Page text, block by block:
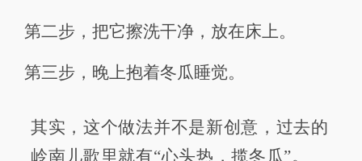
第二步，把它擦洗干净，放在床上。
第三步，晚上抱着冬瓜睡觉。
其实，这个做法并不是新创意，过去的
岭南儿歌里就有“心头热，揽冬瓜”。